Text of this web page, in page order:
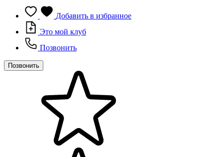
Добавить в избранное
Это мой клуб
Позвонить
Позвонить